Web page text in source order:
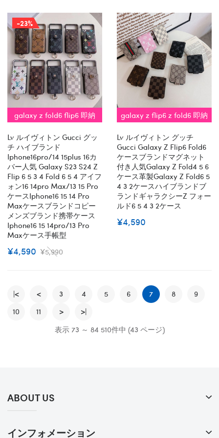
-23%
galaxy z fold6 flip6 即納
Lv ルイヴィトン Gucci グッ
チ ハイブランド
Iphone16pro/14 15plus 16カ
バー人気 Galaxy S23 S24 Z
Flip 6 5 3 4 Fold 6 5 4 アイフ
ォン16 14pro Max/13 15 Pro
ケースiphone16 15 14 Pro
Maxケースブランドコピー
メンズブランド携帯ケース
Iphone16 15 14pro/13 Pro
Maxケース手帳型
¥4,590 ¥5,990
galaxy z flip6 z fold6 即納
Lv ルイヴィトン グッチ
Gucci Galaxy Z Flip6 Fold6
ケースブランドマグネット
付き人気Galaxy Z Fold4 5 6
ケース革製galaxy Z Fold6 5
4 3 2ケースハイブランドブ
ランドギャラクシーZ フォー
ルド6 5 4 3 2ケース
¥4,590
|< < 3 4 5 6 7 8
9
10
11 >
>|
表示 73 ～ 84 510件中 (43 ページ)
ABOUT US
インフォメーション